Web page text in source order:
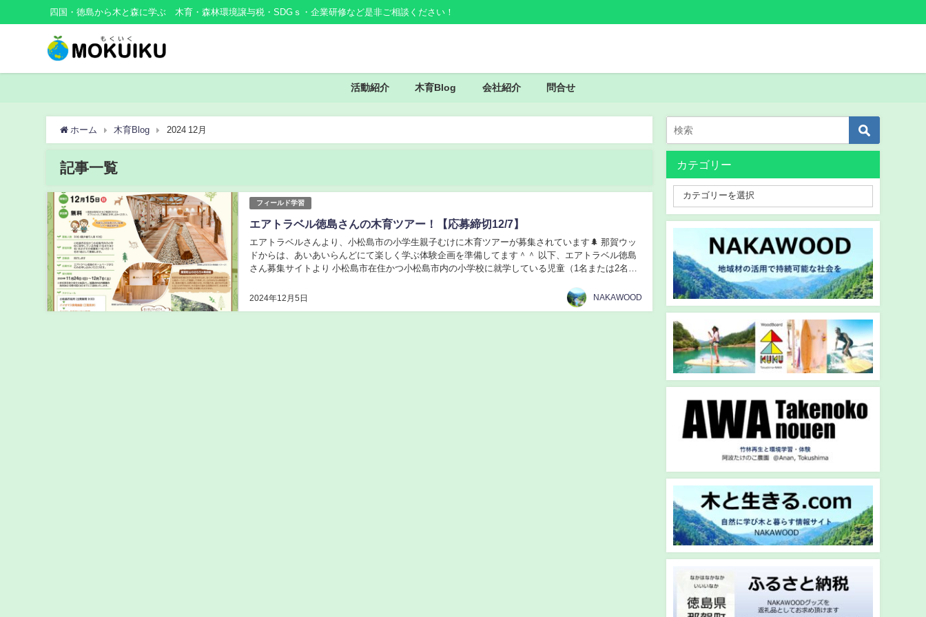
四国・徳島から木と森に学ぶ 木育・森林環境譲与税・SDGｓ・企業研修など是非ご相談ください！
活動紹介 木育Blog 会社紹介 問合せ
ホーム 木育Blog 2024 12月
記事一覧
フィールド学習
エアトラベル徳島さんの木育ツアー！【応募締切12/7】
2024年12月5日
エアトラベルさんより、小松島市の小学生親子むけに木育ツアーが募集されています🌲 那賀ウッ
ドからは、あいあいらんどにて楽しく学ぶ体験企画を準備してます＾＾ 以下、エアトラベル徳島
さん募集サイトより 小松島市在住かつ小松島市内の小学校に就学している児童（1名または2名）
NAKAWOOD
カテゴリー